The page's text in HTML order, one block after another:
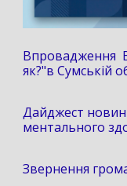
Впровадження
як?"в Сумській
Дайджест новин
ментального
Звернення